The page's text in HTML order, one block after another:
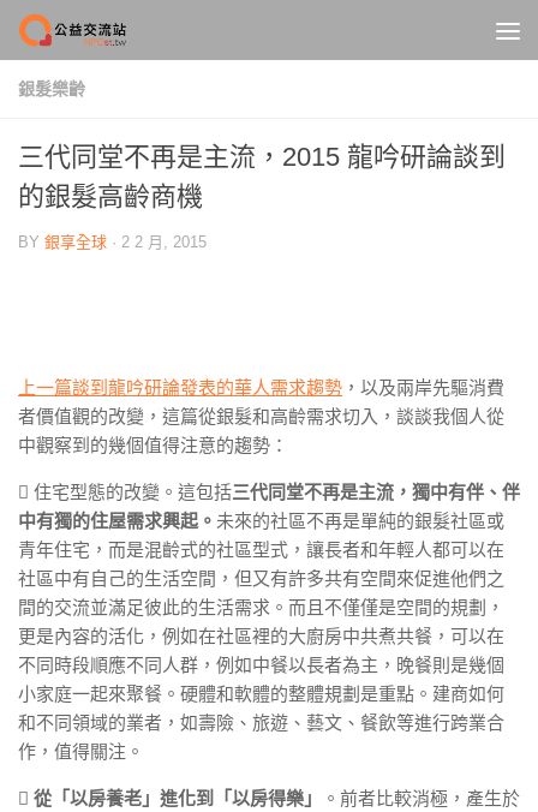
Skip to content
銀髮樂齡
三代同堂不再是主流，2015 龍吟研論談到
的銀髮高齡商機
BY 銀享全球 · 2 2 月, 2015
上一篇談到龍吟研論發表的華人需求趨勢 ，以及兩岸先驅消費
者價值觀的改變，這篇從銀髮和高齡需求切入，談談我個人從
中觀察到的幾個值得注意的趨勢：
 住宅型態的改變。這包括三代同堂不再是主流，獨中有伴、伴
中有獨的住屋需求興起。 未來的社區不再是單純的銀髮社區或
青年住宅，而是混齡式的社區型式，讓長者和年輕人都可以在
社區中有自己的生活空間，但又有許多共有空間來促進他們之
間的交流並滿足彼此的生活需求。而且不僅僅是空間的規劃，
更是內容的活化，例如在社區裡的大廚房中共煮共餐，可以在
不同時段順應不同人群，例如中餐以長者為主，晚餐則是幾個
小家庭一起來聚餐。硬體和軟體的整體規劃是重點。建商如何
和不同領域的業者，如壽險、旅遊、藝文、餐飲等進行跨業合
作，值得關注。
 從「以房養老」進化到「以房得樂」
。前者比較消極，產生於